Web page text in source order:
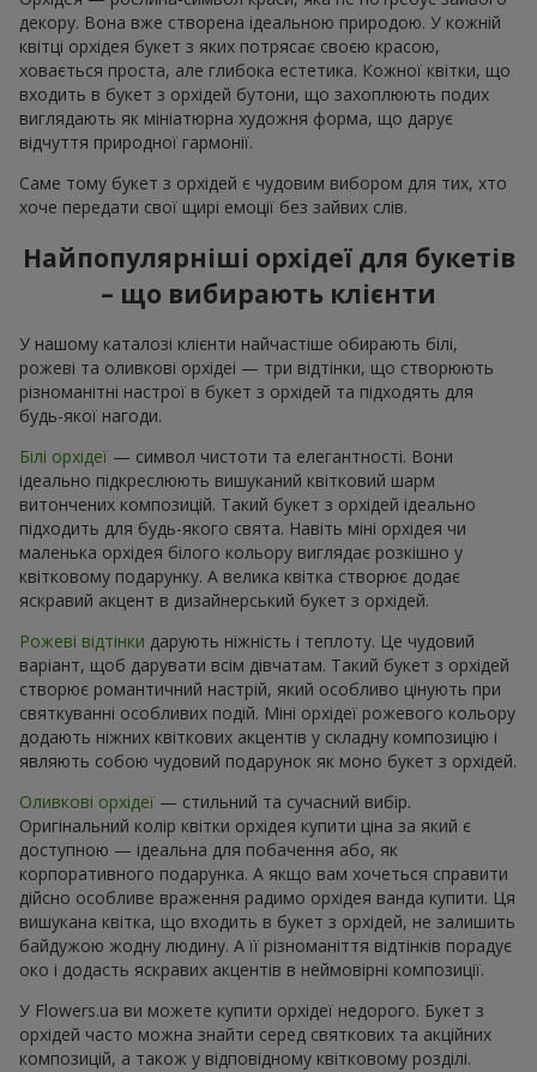
декору. Вона вже створена ідеальною природою. У кожній
квітці орхідея букет з яких потрясає своєю красою,
ховається проста, але глибока естетика. Кожної квітки, що
входить в букет з орхідей бутони, що захоплюють подих
виглядають як мініатюрна художня форма, що дарує
відчуття природної гармонії.
Саме тому букет з орхідей є чудовим вибором для тих, хто
хоче передати свої щирі емоції без зайвих слів.
Найпопулярніші орхідеї для букетів
– що вибирають клієнти
У нашому каталозі клієнти найчастіше обирають білі,
рожеві та оливкові орхідеі — три відтінки, що створюють
різноманітні настрої в букет з орхідей та підходять для
будь-якої нагоди.
Білі орхідеї — символ чистоти та елегантності. Вони
ідеально підкреслюють вишуканий квітковий шарм
витончених композицій. Такий букет з орхідей ідеально
підходить для будь-якого свята. Навіть міні орхідея чи
маленька орхідея білого кольору виглядає розкішно у
квітковому подарунку. А велика квітка створює додає
яскравий акцент в дизайнерський букет з орхідей.
Рожеві відтінки дарують ніжність і теплоту. Це чудовий
варіант, щоб дарувати всім дівчатам. Такий букет з орхідей
створює романтичний настрій, який особливо цінують при
святкуванні особливих подій. Міні орхідеї рожевого кольору
додають ніжних квіткових акцентів у складну композицію і
являють собою чудовий подарунок як моно букет з орхідей.
Оливкові орхідеї — стильний та сучасний вибір.
Оригінальний колір квітки орхідея купити ціна за який є
доступною — ідеальна для побачення або, як
корпоративного подарунка. А якщо вам хочеться справити
дійсно особливе враження радимо орхідея ванда купити. Ця
вишукана квітка, що входить в букет з орхідей, не залишить
байдужою жодну людину. А її різноманіття відтінків порадує
око і додасть яскравих акцентів в неймовірні композиції.
У Flowers.ua ви можете купити орхідеї недорого. Букет з
орхідей часто можна знайти серед святкових та акційних
композицій, а також у відповідному квітковому розділі.